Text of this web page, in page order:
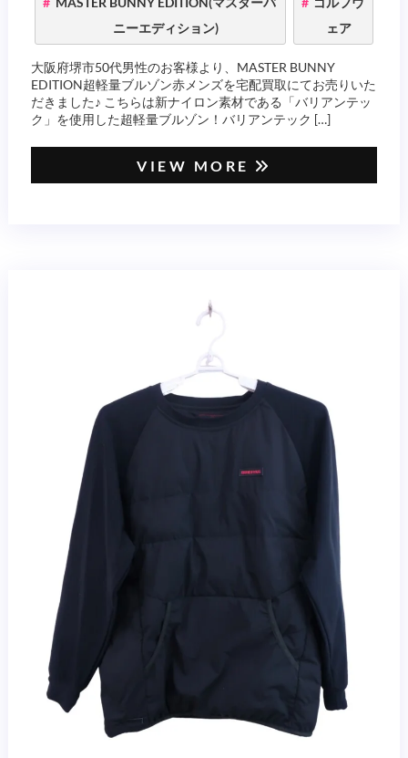
ニーエディション)
ェア
大阪府堺市50代男性のお客様より、MASTER BUNNY
EDITION超軽量ブルゾン赤メンズを宅配買取にてお売りいた
だきました♪ こちらは新ナイロン素材である「バリアンテッ
ク」を使用した超軽量ブルゾン！バリアンテック […]
VIEW MORE